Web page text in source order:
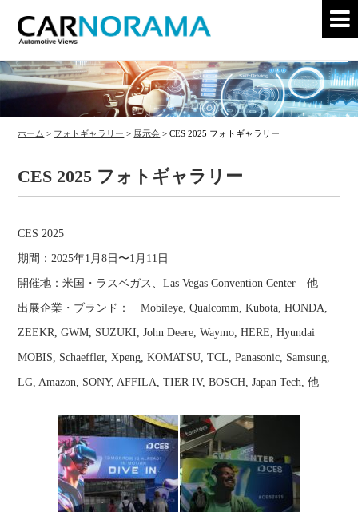
ホーム > フォトギャラリー > 展示会 >CES 2025 フォトギャラリー
CES 2025 フォトギャラリー
CES 2025
期間：2025年1月8日〜1月11日
開催地：米国・ラスベガス、Las Vegas Convention Center 他
出展企業・ブランド： Mobileye, Qualcomm, Kubota, HONDA,
ZEEKR, GWM, SUZUKI, John Deere, Waymo, HERE, Hyundai
MOBIS, Schaeffler, Xpeng, KOMATSU, TCL, Panasonic, Samsung,
LG, Amazon, SONY, AFFILA, TIER IV, BOSCH, Japan Tech, 他